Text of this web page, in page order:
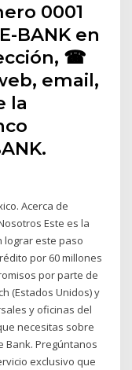
0001
BANK en
☎
email,
la
Acerca de
Este es la
lograr este paso
por 60 millones
por parte de
(Estados Unidos) y
y oficinas del
necesitas sobre
Bank. Pregúntanos
exclusivo que